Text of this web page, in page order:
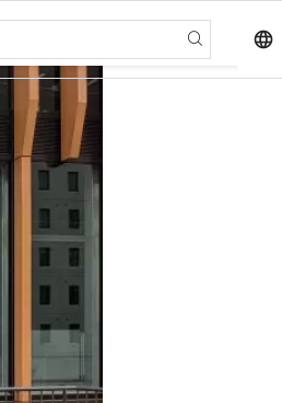
language